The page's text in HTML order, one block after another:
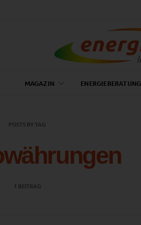
MAGAZIN ENERGIEBERATUNG
POSTS BY TAG
1 BEITRAG